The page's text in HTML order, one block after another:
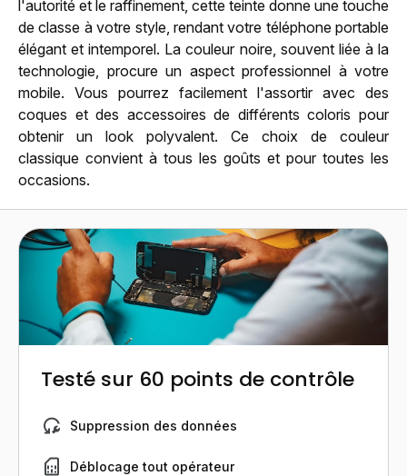
l'autorité et le raffinement, cette teinte donne une touche
de classe à votre style, rendant votre téléphone portable
élégant et intemporel. La couleur noire, souvent liée à la
technologie, procure un aspect professionnel à votre
mobile. Vous pourrez facilement l'assortir avec des
coques et des accessoires de différents coloris pour
obtenir un look polyvalent. Ce choix de couleur
classique convient à tous les goûts et pour toutes les
occasions.
Testé sur 60 points de contrôle
Suppression des données
Déblocage tout opérateur